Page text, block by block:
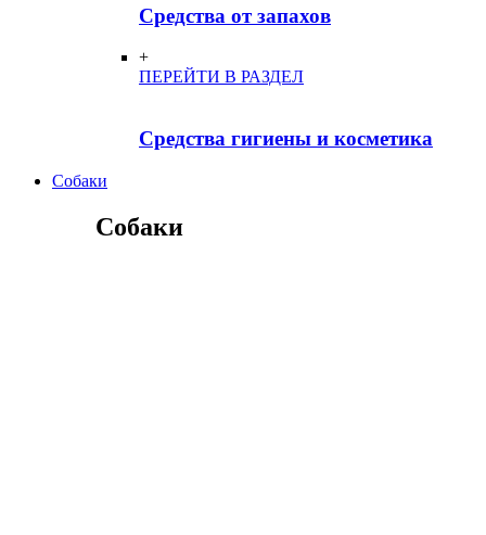
Средства от запахов
+
ПЕРЕЙТИ В РАЗДЕЛ
Средства гигиены и косметика
Собаки
Собаки